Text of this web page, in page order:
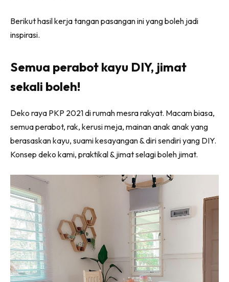
Ilham Impiana Inspirasi Selebriti
Impiana TV
Impiana MakeOver
Lahar Dekor
Sembang Dekor
Tip Impiana
Hub Ideaktiv
Berikut hasil kerja tangan pasangan ini yang boleh jadi
inspirasi.
Semua perabot kayu DIY, jimat
sekali boleh!
Deko raya PKP 2021 di rumah mesra rakyat. Macam biasa,
semua perabot, rak, kerusi meja, mainan anak anak yang
berasaskan kayu, suami kesayangan & diri sendiri yang DIY.
Konsep deko kami, praktikal & jimat selagi boleh jimat.